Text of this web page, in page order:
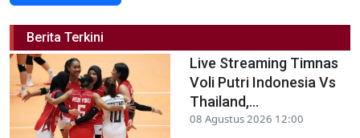
Berita Terkini
Live Streaming Timnas
Voli Putri Indonesia Vs
Thailand,...
08 Agustus 2026 12:00